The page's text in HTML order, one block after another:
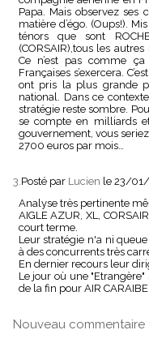
Papa. Mais observez ses
matière d’égo. (Oups!).
ténors que sont
(CORSAIR),tous les
Ce n’est pas comme ça
Françaises s’exercera.
ont pris la plus grande
national. Dans ce
stratégie reste sombre.
se compte en milliards
gouvernement, vous
2700 euros par mois…
3. Posté par Lucien le 23/
Analyse très pertinente
AIGLE AZUR, XL,
court terme.
Leur stratégie n'a ni
à des concurrents très
En dernier recours leur
Le jour où une
de la fin pour AIR CARAIBE.
Nouveau commentaire :